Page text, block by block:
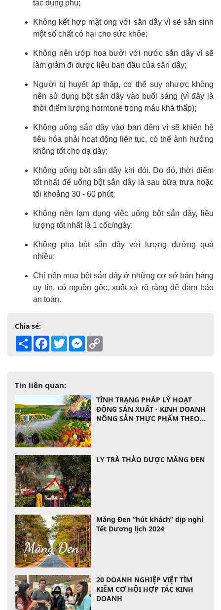
tác dụng phụ;
Không kết hợp mật ong với sắn dây vì sẽ sản sinh
một số chất có hại cho sức khỏe;
Không nên ướp hoa bưởi với nước sắn dây vì sẽ
làm giảm đi dược liệu ban đầu của sắn dây;
Người bị huyết áp thấp, cơ thể suy nhược không
nên sử dụng bột sắn dây vào buổi sáng (vì đây là
thời điểm lượng hormone trong máu khá thấp);
Không uống sắn dây vào ban đêm vì sẽ khiến hệ
tiêu hóa phải hoạt động liên tục, có thể ảnh hưởng
không tốt cho dạ dày;
Không uống bột sắn dây khi đói. Do đó, thời điểm
tốt nhất để uống bột sắn dây là sau bữa trưa hoặc
tối khoảng 30 - 60 phút;
Không nên lạm dụng việc uống bột sắn dây, liều
lượng tốt nhất là 1 cốc/ngày;
Không pha bột sắn dây với lượng đường quá
nhiều;
Chỉ nên mua bột sắn dây ở những cơ sở bán hàng
uy tín, có nguồn gốc, xuất xứ rõ ràng để đảm bảo
an toàn.
Chia sẻ:
Share Facebook
TwitterMessenger
Tin liên quan:
TÌNH TRẠNG PHÁP LÝ HOẠT
ĐỘNG SẢN XUẤT - KINH DOANH
NÔNG SẢN THỰC PHẨM THEO
LY TRÀ THẢO DƯỢC MĂNG ĐEN
Măng Đen “hút khách” dịp nghỉ
Tết Dương lịch 2024
20 DOANH NGHIỆP VIỆT TÌM
KIẾM CƠ HỘI HỢP TÁC KINH
DOANH